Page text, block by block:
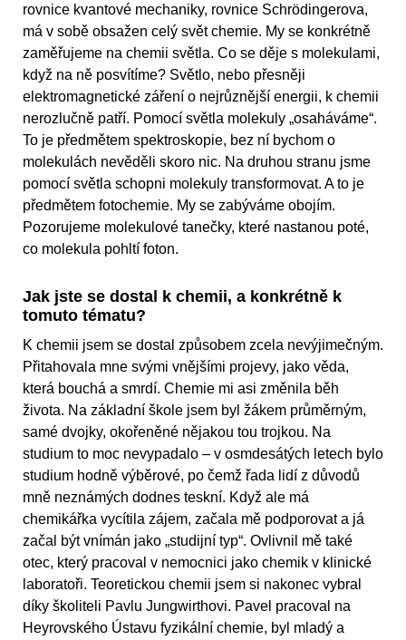
rovnice kvantové mechaniky, rovnice Schrödingerova,
má v sobě obsažen celý svět chemie. My se konkrétně
zaměřujeme na chemii světla. Co se děje s molekulami,
když na ně posvítíme? Světlo, nebo přesněji
elektromagnetické záření o nejrůznější energii, k chemii
nerozlučně patří. Pomocí světla molekuly „osaháváme“.
To je předmětem spektroskopie, bez ní bychom o
molekulách nevěděli skoro nic. Na druhou stranu jsme
pomocí světla schopni molekuly transformovat. A to je
předmětem fotochemie. My se zabýváme obojím.
Pozorujeme molekulové tanečky, které nastanou poté,
co molekula pohltí foton.
Jak jste se dostal k chemii, a konkrétně k
tomuto tématu?
K chemii jsem se dostal způsobem zcela nevýjimečným.
Přitahovala mne svými vnějšími projevy, jako věda,
která bouchá a smrdí. Chemie mi asi změnila běh
života. Na základní škole jsem byl žákem průměrným,
samé dvojky, okořeněné nějakou tou trojkou. Na
studium to moc nevypadalo – v osmdesátých letech bylo
studium hodně výběrové, po čemž řada lidí z důvodů
mně neznámých dodnes teskní. Když ale má
chemikářka vycítila zájem, začala mě podporovat a já
začal být vnímán jako „studijní typ“. Ovlivnil mě také
otec, který pracoval v nemocnici jako chemik v klinické
laboratoři. Teoretickou chemii jsem si nakonec vybral
díky školiteli Pavlu Jungwirthovi. Pavel pracoval na
Heyrovského Ústavu fyzikální chemie, byl mladý a